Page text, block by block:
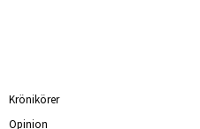
Krönikörer
Opinion